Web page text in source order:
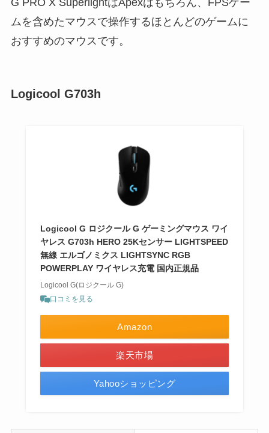
ムを含めたマウスで操作するほとんどのゲームに
おすすめのマウスです。
Logicool G703h
Logicool G ロジクール G ゲーミングマウス ワイ
ヤレス G703h HERO 25Kセンサー LIGHTSPEED
無線 エルゴノミクス LIGHTSYNC RGB
POWERPLAY ワイヤレス充電 国内正規品
Logicool G(ロジクール G)
口コミを見る
Amazon
楽天市場
Yahooショッピング